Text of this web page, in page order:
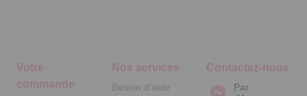
Votre
commande
Nos services
Besoin d'aide
Contactez-nous
Par